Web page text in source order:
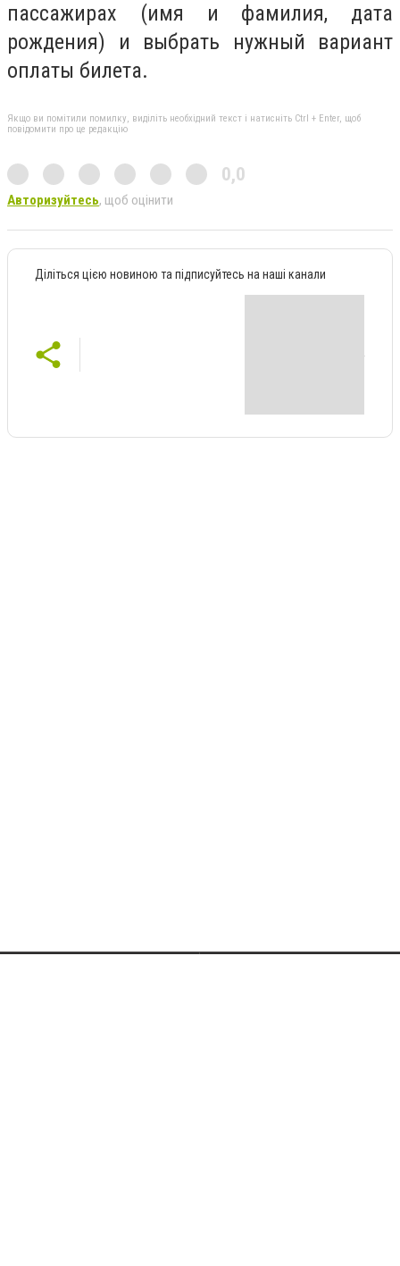
пассажирах (имя и фамилия, дата
рождения) и выбрать нужный вариант
оплаты билета.
Якщо ви помітили помилку, виділіть необхідний текст і натисніть Ctrl + Enter, щоб
повідомити про це редакцію
0,0
Авторизуйтесь, щоб оцінити
Діліться цією новиною та підписуйтесь на наші канали